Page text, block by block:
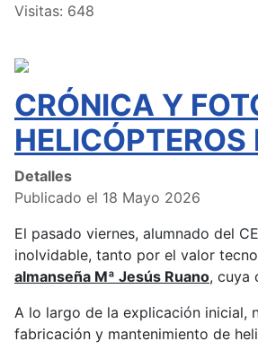
Visitas: 648
CRÓNICA Y
HELICÓPTEROS
Detalles
Publicado el 18 Mayo 2026
El pasado viernes, alumnado del
inolvidable, tanto por el valor
almanseña Mª Jesús Ruano, cuya
A lo largo de la explicación inicial,
fabricación y mantenimiento de